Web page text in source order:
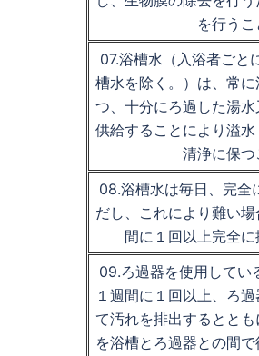
を行うこ
07.浴槽水（入浴者ごと
槽水を除く。）は、常
つ、十分にろ過した湯
供給することにより溢水
清浄に保つ
08.浴槽水は毎日、完全
だし、これにより難い
間に１回以上完全に
09.ろ過器を使用してい
１週間に１回以上、ろ
て汚れを排出するとと
を浴槽とろ過器との間